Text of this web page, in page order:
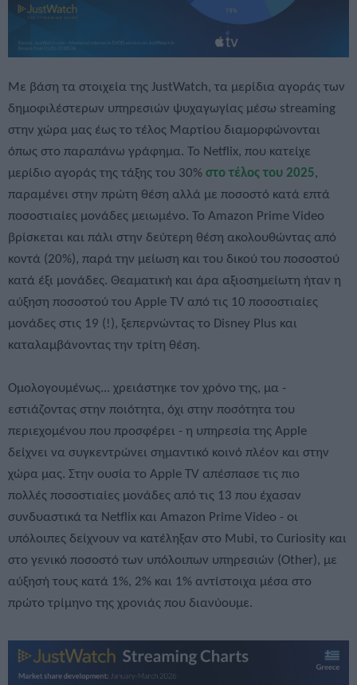
Με βάση τα στοιχεία της JustWatch, τα μερίδια αγοράς των
δημοφιλέστερων υπηρεσιών ψυχαγωγίας μέσω streaming
στην χώρα μας έως το τέλος Μαρτίου διαμορφώνονται
όπως στο παραπάνω γράφημα. Το Netflix, που κατείχε
μερίδιο αγοράς της τάξης του 30% στο τέλος του 2025,
παραμένει στην πρώτη θέση αλλά με ποσοστό κατά επτά
ποσοστιαίες μονάδες μειωμένο. Το Amazon Prime Video
βρίσκεται και πάλι στην δεύτερη θέση ακολουθώντας από
κοντά (20%), παρά την μείωση και του δικού του ποσοστού
κατά έξι μονάδες. Θεαματική και άρα αξιοσημείωτη ήταν η
αύξηση ποσοστού του Apple TV από τις 10 ποσοστιαίες
μονάδες στις 19 (!), ξεπερνώντας το Disney Plus και
καταλαμβάνοντας την τρίτη θέση.
Ομολογουμένως... χρειάστηκε τον χρόνο της, μα -
εστιάζοντας στην ποιότητα, όχι στην ποσότητα του
περιεχομένου που προσφέρει - η υπηρεσία της Apple
δείχνει να συγκεντρώνει σημαντικό κοινό πλέον και στην
χώρα μας. Στην ουσία το Apple TV απέσπασε τις πιο
πολλές ποσοστιαίες μονάδες από τις 13 που έχασαν
συνδυαστικά τα Netflix και Amazon Prime Video - οι
υπόλοιπες δείχνουν να κατέληξαν στο Mubi, το Curiosity και
στο γενικό ποσοστό των υπόλοιπων υπηρεσιών (Other), με
αύξησή τους κατά 1%, 2% και 1% αντίστοιχα μέσα στο
πρώτο τρίμηνο της χρονιάς που διανύουμε.